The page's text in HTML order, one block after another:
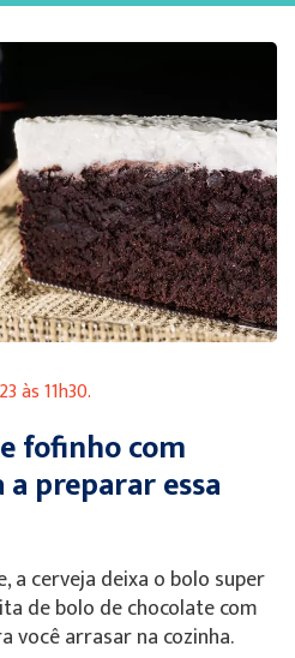
às 11h30.
fofinho com
preparar essa
a cerveja deixa o bolo super
de bolo de chocolate com
você arrasar na cozinha.